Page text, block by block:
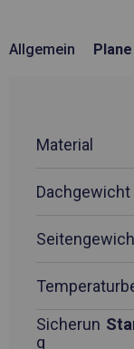
Allgemein Plane
Material
Dachgewicht
Sicherun
g